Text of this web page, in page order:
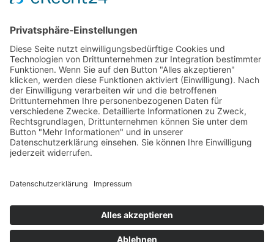
Tekal – Textile Lebensqualität
Exklusive moderne & Orientteppiche
Feuerwerk XXL
Pyrotechnik online bestellen
© Stadtmühle Waldenbuch 2026
und Mühlenprodukte ·
Cookie-Einstellungen
Alle Preise inkl. der gesetzlichen MwSt.
Die durchgestrichenen Preise entsprechen dem bisherigen Preis in